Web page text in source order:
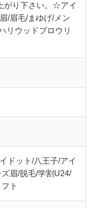
がり下さい。☆アイ
/眉毛/まゆげ/メン
リウッドブロウリ
ドット/八王子/アイ
眉/脱毛/学割U24/
ト